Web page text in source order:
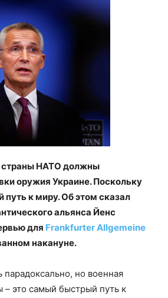
страны НАТО должны
оружия Украине. Поскольку
к миру. Об этом сказал
альянса Йенс
для Frankfurter Allgemeine
накануне.
парадоксально, но военная
– это самый быстрый путь к